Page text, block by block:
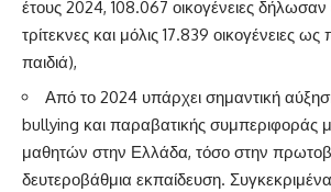
έτους 2024, 108.067 οικογένειες
τρίτεκνες και μόλις 17.839 οικογένειες
παιδιά),
Από το 2024 υπάρχει σημαντική
bullying και παραβατικής συμπεριφοράς
μαθητών στην Ελλάδα, τόσο στην
δευτεροβάθμια εκπαίδευση.